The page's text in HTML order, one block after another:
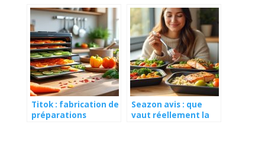
millénaire
Titok : fabrication de
préparations
Seazon avis : que
vaut réellement la